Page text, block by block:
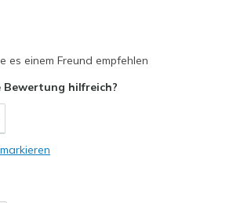
es einem Freund empfehlen
Bewertung hilfreich?